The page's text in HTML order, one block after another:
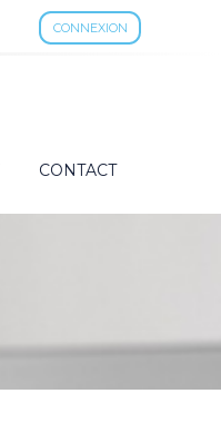
CONNEXION
CONTACT